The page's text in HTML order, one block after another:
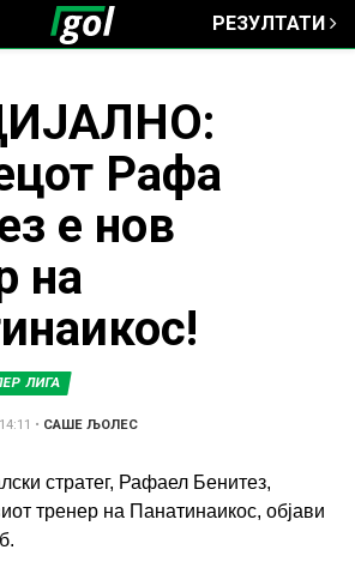
РЕЗУЛТАТИ
Рафа
е нов
на
ЛИГА
• САШЕ ЉОЛЕС
стратег, Рафаел Бенитез,
тренер на Панатинаикос, објави